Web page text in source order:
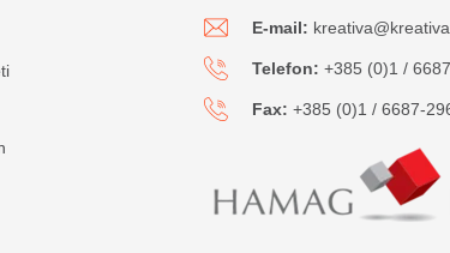
E-mail:
Telefon: +385 (0)1 /
Fax: +385 (0)1 / 6687-